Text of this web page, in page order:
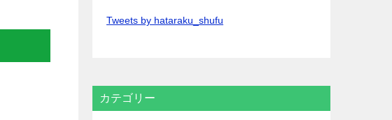
Tweets by hataraku_shufu
カテゴリー